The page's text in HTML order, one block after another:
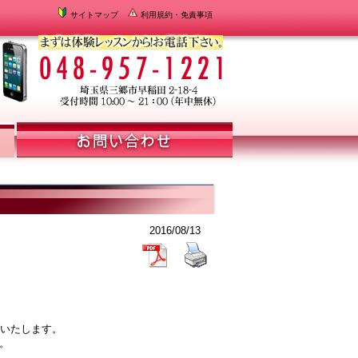
利用規約・免責事項
サイトマップ
2016/08/13
たします。